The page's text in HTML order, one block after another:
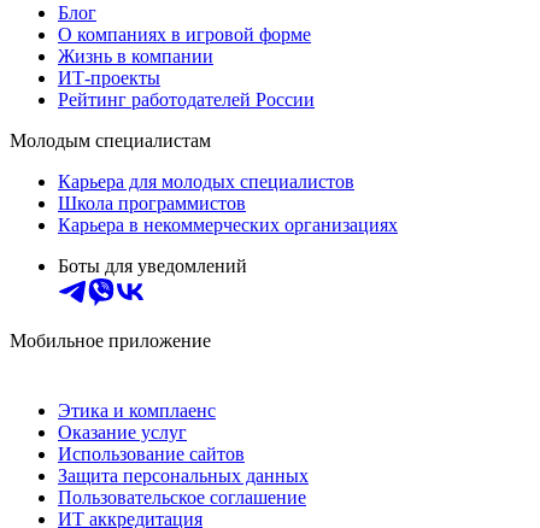
Блог
О компаниях в игровой форме
Жизнь в компании
ИТ-проекты
Рейтинг работодателей России
Молодым специалистам
Карьера для молодых специалистов
Школа программистов
Карьера в некоммерческих организациях
Боты для уведомлений
Мобильное приложение
Этика и комплаенс
Оказание услуг
Использование сайтов
Защита персональных данных
Пользовательское соглашение
ИТ аккредитация